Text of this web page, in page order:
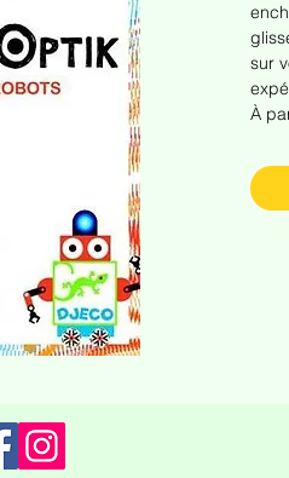
sur
À